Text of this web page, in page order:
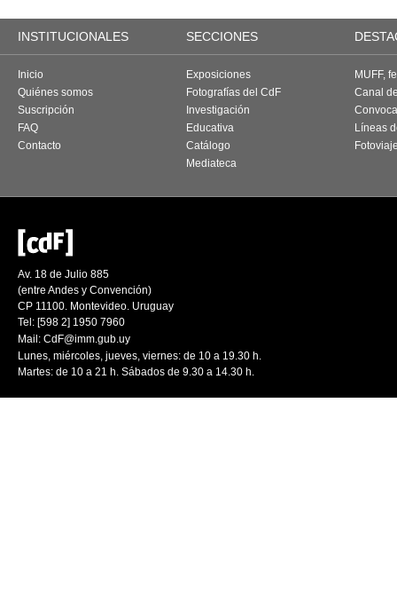
INSTITUCIONALES SECCIONES
Inicio
Quiénes somos
Suscripción
FAQ
Contacto
Exposiciones
Fotografías del CdF
Investigación
Educativa
Catálogo
Mediateca
MUFF,
Canal
Líneas
Av. 18 de Julio 885
(entre Andes y Convención)
CP 11100. Montevideo. Uruguay
Tel: [598 2] 1950 7960
Mail: CdF@imm.gub.uy
Lunes, miércoles, jueves, viernes: de 10 a 19.30 h.
Martes: de 10 a 21 h. Sábados de 9.30 a 14.30 h.